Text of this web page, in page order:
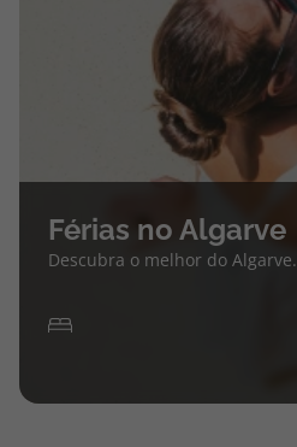
Férias no Algarve
Descubra o melhor do Algarve.